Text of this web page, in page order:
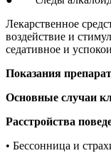
Лекарственное
воздействие и
седативное и
Показания
Основные случаи
Расстройства
• Бессонница и